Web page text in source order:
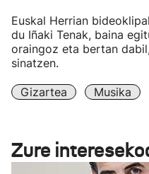
Euskal Herrian
du Iñaki Tenak, baina
oraingoz eta bertan
sinatzen.
Gizartea Musika
Zure